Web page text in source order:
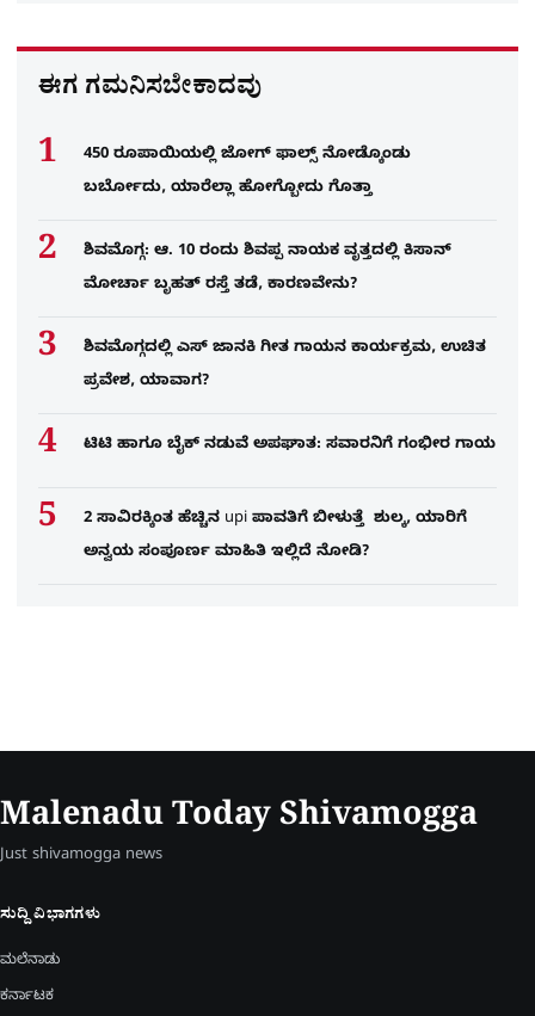
ಈಗ ಗಮನಿಸಬೇಕಾದವು
450 ರೂಪಾಯಿಯಲ್ಲಿ ಜೋಗ್​ ಫಾಲ್ಸ್​ ನೋಡ್ಕೊಂಡು
ಬರ್ಬೋದು, ಯಾರೆಲ್ಲಾ ಹೋಗ್ಬೋದು ಗೊತ್ತಾ
ಶಿವಮೊಗ್ಗ: ಆ. 10 ರಂದು ಶಿವಪ್ಪ ನಾಯಕ ವೃತ್ತದಲ್ಲಿ ಕಿಸಾನ್
ಮೋರ್ಚಾ ಬೃಹತ್ ರಸ್ತೆ ತಡೆ, ಕಾರಣವೇನು?
ಶಿವಮೊಗ್ಗದಲ್ಲಿ ಎಸ್​ ಜಾನಕಿ ಗೀತ ಗಾಯನ ಕಾರ್ಯಕ್ರಮ, ಉಚಿತ
ಪ್ರವೇಶ, ಯಾವಾಗ?
ಟಿಟಿ ಹಾಗೂ ಬೈಕ್ ನಡುವೆ ಅಪಘಾತ: ಸವಾರನಿಗೆ ಗಂಭೀರ ಗಾಯ
2 ಸಾವಿರಕ್ಕಿಂತ ಹೆಚ್ಚಿನ upi ಪಾವತಿಗೆ ಬೀಳುತ್ತೆ ಶುಲ್ಕ, ಯಾರಿಗೆ
ಅನ್ವಯ ಸಂಪೂರ್ಣ ಮಾಹಿತಿ ಇಲ್ಲಿದೆ ನೋಡಿ?
Malenadu Today Shivamogga
Just shivamogga news
ಸುದ್ದಿ ವಿಭಾಗಗಳು
ಮಲೆನಾಡು
ಕರ್ನಾಟಕ